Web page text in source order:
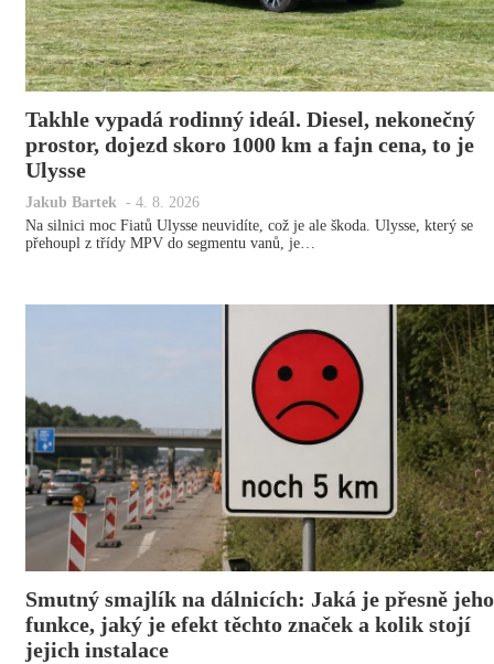
Takhle vypadá rodinný ideál. Diesel, nekonečný
prostor, dojezd skoro 1000 km a fajn cena, to je
Ulysse
Jakub Bartek - 4. 8. 2026
Na silnici moc Fiatů Ulysse neuvidíte, což je ale škoda. Ulysse, který se
přehoupl z třídy MPV do segmentu vanů, je…
Smutný smajlík na dálnicích: Jaká je přesně jeho
funkce, jaký je efekt těchto značek a kolik stojí
jejich instalace